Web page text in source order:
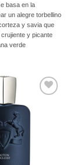
es:
3.620Bs..
basa en la
un alegre torbellino
y savia que
y picante
verde